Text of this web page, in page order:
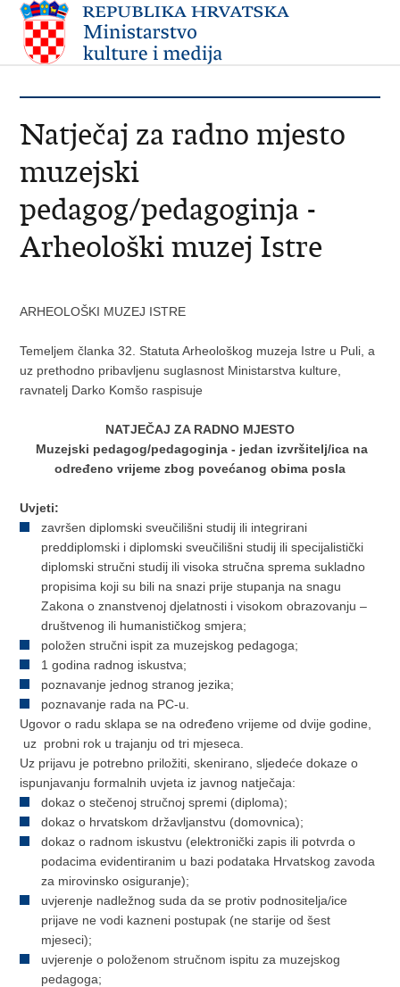
Natječaj za radno mjesto
muzejski
pedagog/pedagoginja -
Arheološki muzej Istre
ARHEOLOŠKI MUZEJ ISTRE
Temeljem članka 32. Statuta Arheološkog muzeja Istre u Puli, a
uz prethodno pribavljenu suglasnost Ministarstva kulture,
ravnatelj Darko Komšo raspisuje
NATJEČAJ ZA RADNO MJESTO
Muzejski pedagog/pedagoginja - jedan izvršitelj/ica na
određeno vrijeme zbog povećanog obima posla
Uvjeti:
završen diplomski sveučilišni studij ili integrirani
preddiplomski i diplomski sveučilišni studij ili specijalistički
diplomski stručni studij ili visoka stručna sprema sukladno
propisima koji su bili na snazi prije stupanja na snagu
Zakona o znanstvenoj djelatnosti i visokom obrazovanju –
društvenog ili humanističkog smjera;
položen stručni ispit za muzejskog pedagoga;
1 godina radnog iskustva;
poznavanje jednog stranog jezika;
poznavanje rada na PC-u.
Ugovor o radu sklapa se na određeno vrijeme od dvije godine,
uz probni rok u trajanju od tri mjeseca.
Uz prijavu je potrebno priložiti, skenirano, sljedeće dokaze o
ispunjavanju formalnih uvjeta iz javnog natječaja:
dokaz o stečenoj stručnoj spremi (diploma);
dokaz o hrvatskom državljanstvu (domovnica);
dokaz o radnom iskustvu (elektronički zapis ili potvrda o
podacima evidentiranim u bazi podataka Hrvatskog zavoda
za mirovinsko osiguranje);
uvjerenje nadležnog suda da se protiv podnositelja/ice
prijave ne vodi kazneni postupak (ne starije od šest
mjeseci);
uvjerenje o položenom stručnom ispitu za muzejskog
pedagoga;